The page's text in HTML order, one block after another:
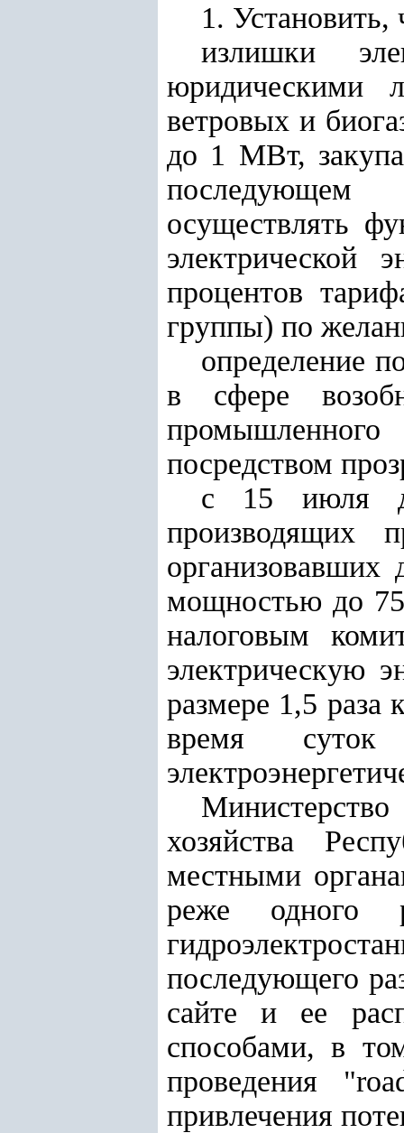
1. Установить,
излишки
юридическими
ветровых и
до 1 МВт,
последующем
осуществлять
электрической
процентов
группы) по
определение
в сфере
посредством
с 15 июля
производящих
организовавших
мощностью до
налоговым
электрическую
размере 1,5 раза
время
хозяйства
местными
реже
последующего
сайте и ее
способами, в
проведения
привлечения